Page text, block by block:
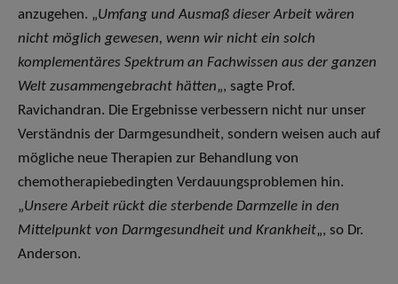
anzugehen. „Umfang und Ausmaß dieser Arbeit wären
nicht möglich gewesen, wenn wir nicht ein solch
komplementäres Spektrum an Fachwissen aus der ganzen
Welt zusammengebracht hätten„, sagte Prof.
Ravichandran. Die Ergebnisse verbessern nicht nur unser
Verständnis der Darmgesundheit, sondern weisen auch auf
mögliche neue Therapien zur Behandlung von
chemotherapiebedingten Verdauungsproblemen hin.
„Unsere Arbeit rückt die sterbende Darmzelle in den
Mittelpunkt von Darmgesundheit und Krankheit„, so Dr.
Anderson.